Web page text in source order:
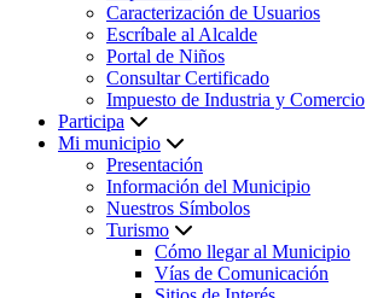
Caracterización de Usuarios
Escríbale al Alcalde
Portal de Niños
Consultar Certificado
Impuesto de Industria y Comercio
Participa
Mi municipio
Presentación
Información del Municipio
Nuestros Símbolos
Turismo
Cómo llegar al Municipio
Vías de Comunicación